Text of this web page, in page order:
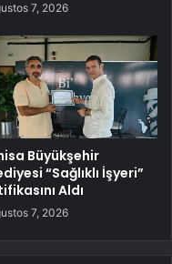
7, 2026
Büyükşehir
“Sağlıklı İşyeri”
Aldı
7, 2026